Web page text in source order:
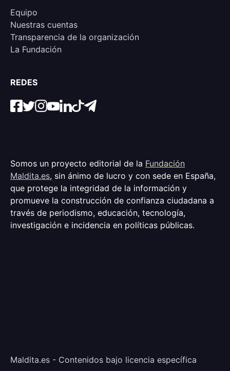
Equipo
Nuestras cuentas
Transparencia de la organización
La Fundación
REDES
Somos un proyecto editorial de la Fundación
Maldita.es, sin ánimo de lucro y con sede en España,
que protege la integridad de la información y
promueve la construcción de confianza ciudadana a
través de periodismo, educación, tecnología,
investigación e incidencia en políticas públicas.
Maldita.es - Contenidos bajo licencia específica